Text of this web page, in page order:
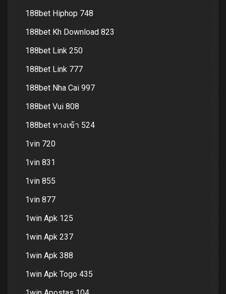
188bet Hiphop 748
188bet Kh Download 823
188bet Link 250
188bet Link 777
188bet Nha Cai 997
188bet Vui 808
188bet ทางเข้า 524
1vin 720
1vin 831
1vin 855
1vin 877
1win Apk 125
1win Apk 237
1win Apk 388
1win Apk Togo 435